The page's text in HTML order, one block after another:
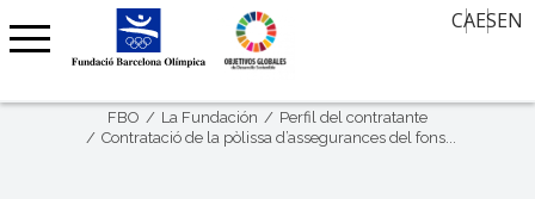
CAESEN
Ofertas de trabajo
Aula de Historia
Memoria Oral
Noticias
Agenda Barcelona 92
Contacto
FBO La Fundación
Perfil del contratante
Contratació de la pòlissa d’assegurances del fons...